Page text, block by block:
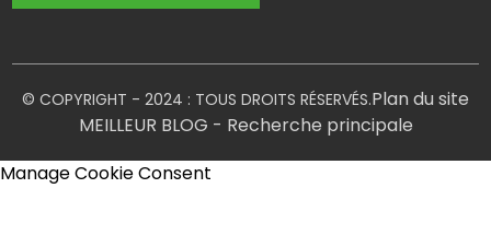
© COPYRIGHT - 2024 : TOUS DROITS RÉSERVÉS.Plan du site
MEILLEUR BLOG - Recherche principale
Manage Cookie Consent